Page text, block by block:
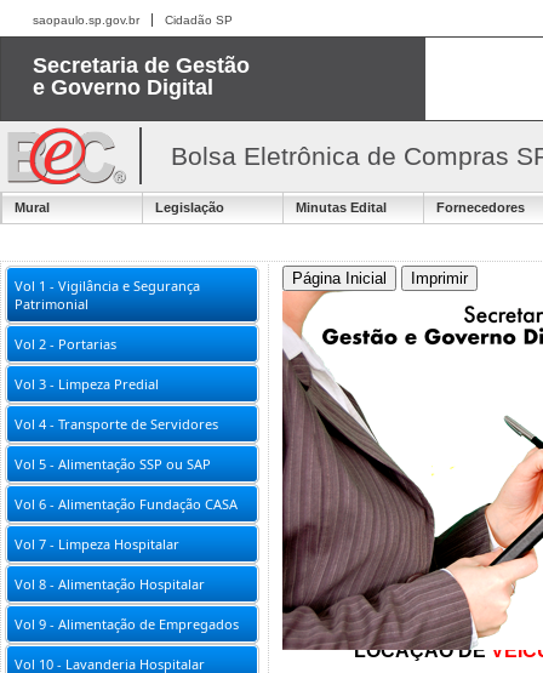
saopaulo.sp.gov.br Cidadão SP
Secretaria de Gestão
e Governo Digital
Bolsa Eletrônica de Compras
Mural Legislação Minutas Edital Fornecedores
Vol 1 - Vigilância e Segurança
Patrimonial
Vol 2 - Portarias
Vol 3 - Limpeza Predial
Vol 4 - Transporte de Servidores
Vol 5 - Alimentação SSP ou SAP
Vol 6 - Alimentação Fundação CASA
Vol 7 - Limpeza Hospitalar
Vol 8 - Alimentação Hospitalar
Vol 9 - Alimentação de Empregados
Vol 10 - Lavanderia Hospitalar
Preços vigentes
E.18 Locação de
Fundação Casa)
LOCAÇÃO DE